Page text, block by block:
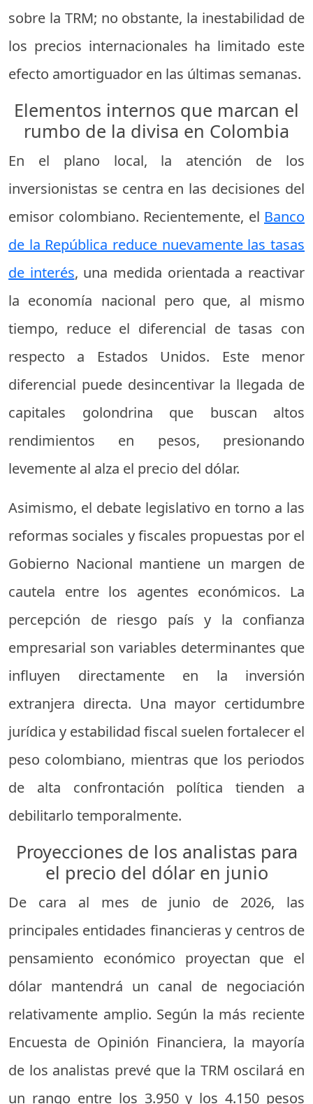
sobre la TRM; no obstante, la inestabilidad de
los precios internacionales ha limitado este
efecto amortiguador en las últimas semanas.
Elementos internos que marcan el
rumbo de la divisa en Colombia
En el plano local, la atención de los
inversionistas se centra en las decisiones del
emisor colombiano. Recientemente, el Banco
de la República reduce nuevamente las tasas
de interés, una medida orientada a reactivar
la economía nacional pero que, al mismo
tiempo, reduce el diferencial de tasas con
respecto a Estados Unidos. Este menor
diferencial puede desincentivar la llegada de
capitales golondrina que buscan altos
rendimientos en pesos, presionando
levemente al alza el precio del dólar.
Asimismo, el debate legislativo en torno a las
reformas sociales y fiscales propuestas por el
Gobierno Nacional mantiene un margen de
cautela entre los agentes económicos. La
percepción de riesgo país y la confianza
empresarial son variables determinantes que
influyen directamente en la inversión
extranjera directa. Una mayor certidumbre
jurídica y estabilidad fiscal suelen fortalecer el
peso colombiano, mientras que los periodos
de alta confrontación política tienden a
debilitarlo temporalmente.
Proyecciones de los analistas para
el precio del dólar en junio
De cara al mes de junio de 2026, las
principales entidades financieras y centros de
pensamiento económico proyectan que el
dólar mantendrá un canal de negociación
relativamente amplio. Según la más reciente
Encuesta de Opinión Financiera, la mayoría
de los analistas prevé que la TRM oscilará en
un rango entre los 3.950 y los 4.150 pesos